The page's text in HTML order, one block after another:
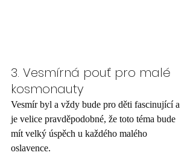
3. Vesmírná pouť pro malé
kosmonauty
Vesmír byl a vždy bude pro děti fascinující a
je velice pravděpodobné, že toto téma bude
mít velký úspěch u každého malého
oslavence.